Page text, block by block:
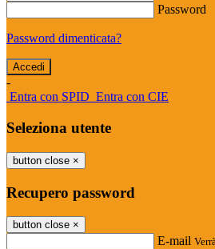
Password
Password dimenticata?
-
Entra con SPID Entra con CIE
Seleziona utente
button close ×
Recupero password
button close ×
E-mail